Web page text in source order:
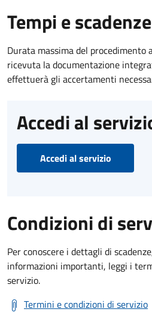
Tempi e scadenze
Durata massima del
ricevuta la documentazione
effettuerà gli accertamenti
Accedi al
Accedi al servizio
Condizioni di
Per conoscere i dettagli di
informazioni importanti, leggi i
servizio.
Termini e condizioni di servizio